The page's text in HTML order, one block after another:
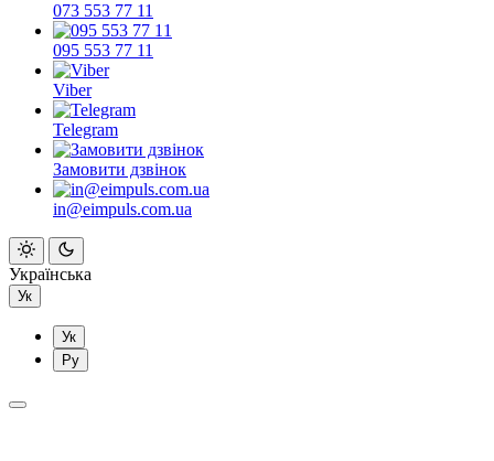
073 553 77 11
095 553 77 11
Viber
Telegram
Замовити дзвінок
in@eimpuls.com.ua
Українська
Ук
Ук
Ру